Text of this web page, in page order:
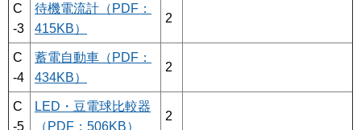
C
-3
待機電流計（PDF：
415KB）
2
C
-4
蓄電自動車（PDF：
434KB）
2
C
-5
LED・豆電球比較器
（PDF：506KB）
2